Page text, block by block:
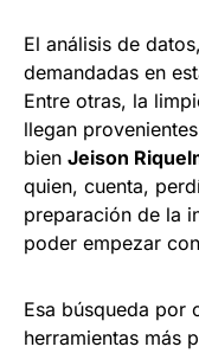
El análisis de
demandadas en
Entre otras, la
llegan
bien Jeison
quien, cuenta,
preparación de la
poder empezar
Esa búsqueda por
herramientas más